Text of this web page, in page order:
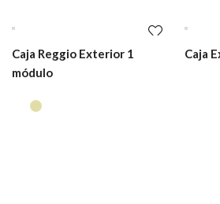
Caja Reggio Exterior 1
módulo
Caja